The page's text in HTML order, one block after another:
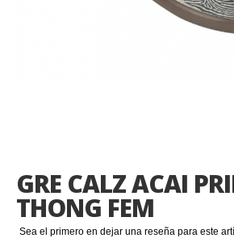
GRE CALZ ACAI
THONG FEM
Sea el primero en dejar una reseña para este
de
la
galería
de